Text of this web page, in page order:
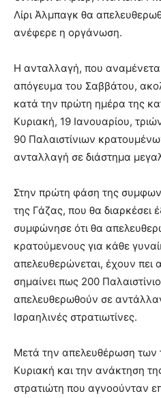
Λίρι Άλμπαγκ θα
ανέφερε η οργάνωση.
Η ανταλλαγή, που
απόγευμα του Σαββάτου,
κατά την πρώτη ημέρα της
Κυριακή, 19 Ιανουαρίου,
90 Παλαιστίνιων
ανταλλαγή σε διάστημα
Στην πρώτη φάση της
της Γάζας, που θα διαρκέσει
συμφώνησε ότι θα
κρατούμενους για κάθε
απελευθερώνεται, έχουν πει
σημαίνει πως 200
απελευθερωθούν σε
Ισραηλινές στρατιωτίνες.
Μετά την απελευθέρωση των
Κυριακή και την ανάκτηση
στρατιώτη που αγνοούνταν